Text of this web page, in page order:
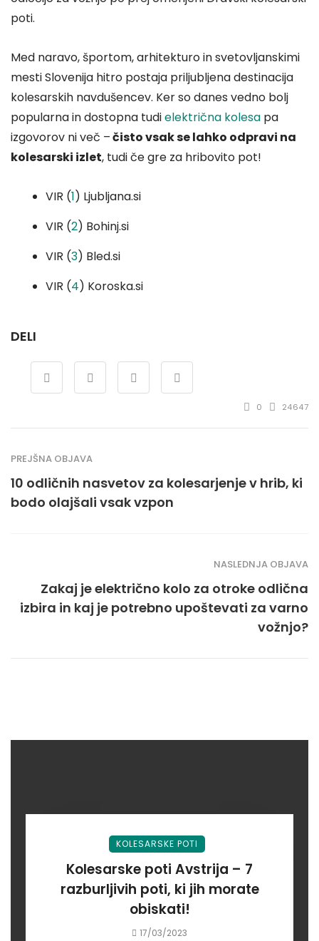
poti.
Med naravo, športom, arhitekturo in svetovljanskimi
mesti Slovenija hitro postaja priljubljena destinacija
kolesarskih navdušencev. Ker so danes vedno bolj
popularna in dostopna tudielektrična kolesa pa
izgovorov ni več –čisto vsak se lahko odpravi na
kolesarski izlet, tudi če gre za hribovito pot!
VIR (1) Ljubljana.si
VIR (2) Bohinj.si
VIR (3) Bled.si
VIR (4) Koroska.si
DELI
0 24647
PREJŠNA OBJAVA
10 odličnih nasvetov za kolesarjenje v hrib, ki
bodo olajšali vsak vzpon
NASLEDNJA OBJAVA
Zakaj je električno kolo za otroke odlična
izbira in kaj je potrebno upoštevati za varno
vožnjo?
KOLESARSKE POTI
Kolesarske poti Avstrija – 7
razburljivih poti, ki jih morate
obiskati!
17/03/2023